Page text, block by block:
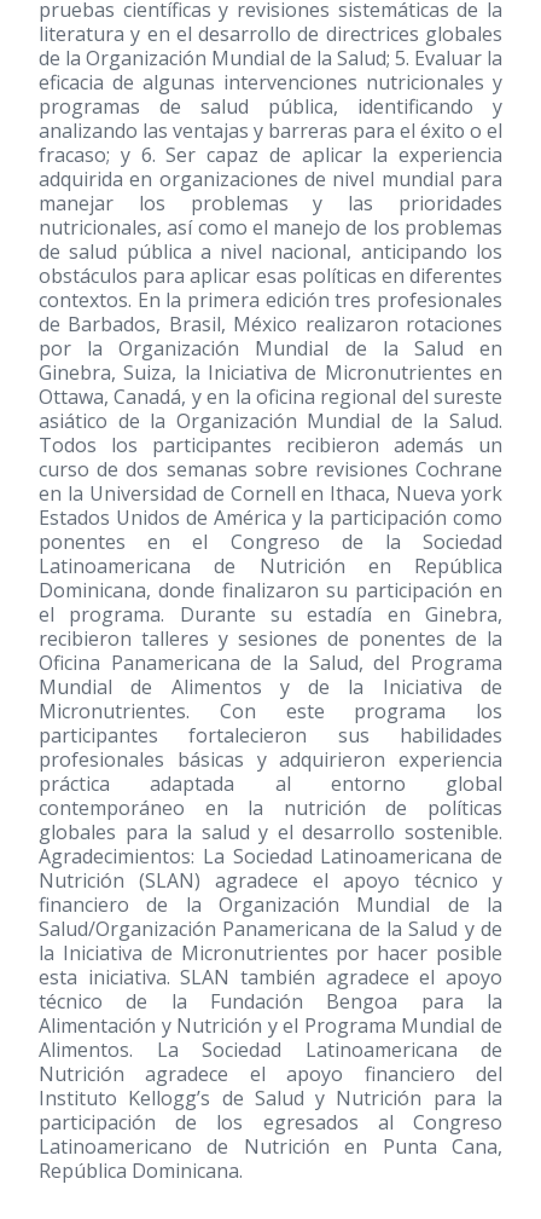
pruebas científicas y revisiones sistemáticas de la
literatura y en el desarrollo de directrices globales
de la Organización Mundial de la Salud; 5. Evaluar la
eficacia de algunas intervenciones nutricionales y
programas de salud pública, identificando y
analizando las ventajas y barreras para el éxito o el
fracaso; y 6. Ser capaz de aplicar la experiencia
adquirida en organizaciones de nivel mundial para
manejar los problemas y las prioridades
nutricionales, así como el manejo de los problemas
de salud pública a nivel nacional, anticipando los
obstáculos para aplicar esas políticas en diferentes
contextos. En la primera edición tres profesionales
de Barbados, Brasil, México realizaron rotaciones
por la Organización Mundial de la Salud en
Ginebra, Suiza, la Iniciativa de Micronutrientes en
Ottawa, Canadá, y en la oficina regional del sureste
asiático de la Organización Mundial de la Salud.
Todos los participantes recibieron además un
curso de dos semanas sobre revisiones Cochrane
en la Universidad de Cornell en Ithaca, Nueva york
Estados Unidos de América y la participación como
ponentes en el Congreso de la Sociedad
Latinoamericana de Nutrición en República
Dominicana, donde finalizaron su participación en
el programa. Durante su estadía en Ginebra,
recibieron talleres y sesiones de ponentes de la
Oficina Panamericana de la Salud, del Programa
Mundial de Alimentos y de la Iniciativa de
Micronutrientes. Con este programa los
participantes fortalecieron sus habilidades
profesionales básicas y adquirieron experiencia
práctica adaptada al entorno global
contemporáneo en la nutrición de políticas
globales para la salud y el desarrollo sostenible.
Agradecimientos: La Sociedad Latinoamericana de
Nutrición (SLAN) agradece el apoyo técnico y
financiero de la Organización Mundial de la
Salud/Organización Panamericana de la Salud y de
la Iniciativa de Micronutrientes por hacer posible
esta iniciativa. SLAN también agradece el apoyo
técnico de la Fundación Bengoa para la
Alimentación y Nutrición y el Programa Mundial de
Alimentos. La Sociedad Latinoamericana de
Nutrición agradece el apoyo financiero del
Instituto Kellogg’s de Salud y Nutrición para la
participación de los egresados al Congreso
Latinoamericano de Nutrición en Punta Cana,
República Dominicana.